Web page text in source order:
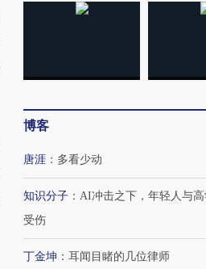
博客
唐涯 ： 多看少动
知识分子 ： AI冲击之下，年轻人与
受伤
丁金坤 ： 耳闻目睹的几位律师